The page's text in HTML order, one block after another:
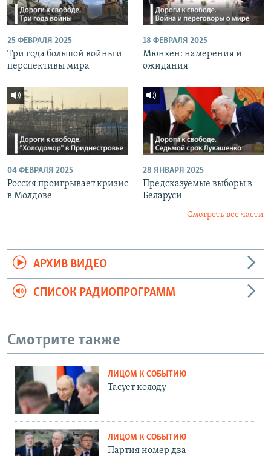
25 ФЕВРАЛЯ 2025
Три года большой войны и
перспективы мира
18 ФЕВРАЛЯ 2025
Мюнхен: намерения и
ожидания
04 ФЕВРАЛЯ 2025
Россия проигрывает кризис
в Молдове
28 ЯНВАРЯ 2025
Предсказуемые выборы в
Беларуси
Смотреть все части
АРХИВ ВИДЕО
СПИСОК РАДИОПРОГРАММ
Смотрите также
ЛИЦОМ К СОБЫТИЮ
Тасует колоду
ЛИЦОМ К СОБЫТИЮ
Партия номер два